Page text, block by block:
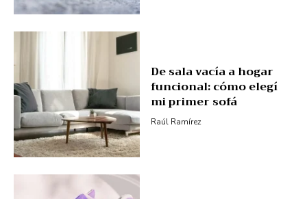
De sala vacía a hogar
funcional: cómo elegí
mi primer sofá
Raúl Ramírez